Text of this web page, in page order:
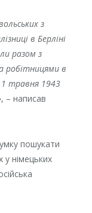
з
в Берліні
разом з
робітницями в
травня 1943
– написав
пошукати
німецьких